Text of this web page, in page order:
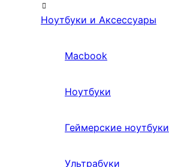
Ноутбуки и Аксессуары
Macbook
Ноутбуки
Геймерские ноутбуки
Ультрабуки